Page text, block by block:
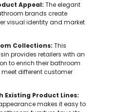
Appeal: The elegant
brands create
visual identity and market
Collections: This
provides retailers with an
to enrich their bathroom
different customer
Existing Product Lines:
makes it easy to